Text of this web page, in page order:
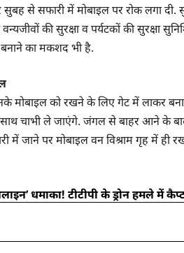
से सफारी में मोबाइल पर रोक लगा दी.
की सुरक्षा व पर्यटकों की सुरक्षा
का मकशद भी है.
मोबाइल को रखने के लिए गेट में लाकर
चाभी ले जाएंगे. जंगल से बाहर आने के
में जाने पर मोबाइल वन विश्राम गृह में
धमाका! टीटीपी के ड्रोन हमले